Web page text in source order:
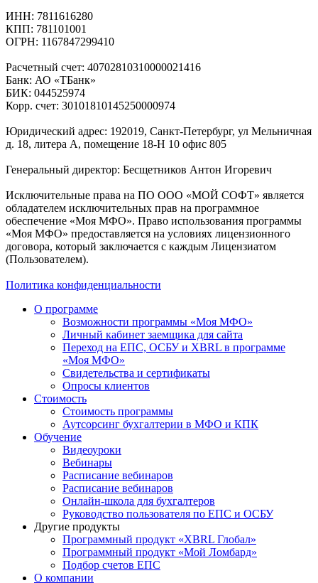
ИНН: 7811616280
КПП: 781101001
ОГРН: 1167847299410
Расчетный счет: 40702810310000021416
Банк: АО «ТБанк»
БИК: 044525974
Корр. счет: 30101810145250000974
Юридический адрес: 192019, Санкт-Петербург, ул Мельничная
д. 18, литера А, помещение 18-Н 10 офис 805
Генеральный директор: Бесщетников Антон Игоревич
Исключительные права на ПО ООО «МОЙ СОФТ» является
обладателем исключительных прав на программное
обеспечение «Моя МФО». Право использования программы
«Моя МФО» предоставляется на условиях лицензионного
договора, который заключается с каждым Лицензиатом
(Пользователем).
Политика конфиденциальности
О программе
Возможности программы «Моя МФО»
Личный кабинет заемщика для сайта
Переход на ЕПС, ОСБУ и XBRL в программе
«Моя МФО»
Свидетельства и сертификаты
Опросы клиентов
Стоимость
Стоимость программы
Аутсорсинг бухгалтерии в МФО и КПК
Обучение
Видеоуроки
Вебинары
Расписание вебинаров
Расписание вебинаров
Онлайн-школа для бухгалтеров
Руководство пользователя по ЕПС и ОСБУ
Другие продукты
Программный продукт «XBRL Глобал»
Программный продукт «Мой Ломбард»
Подбор счетов ЕПС
О компании